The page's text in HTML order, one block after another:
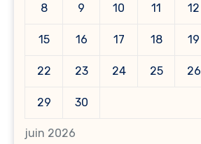
juin 2026
8 9 10 11 12
15 16 17 18 19
22 23 24 25 26
29 30